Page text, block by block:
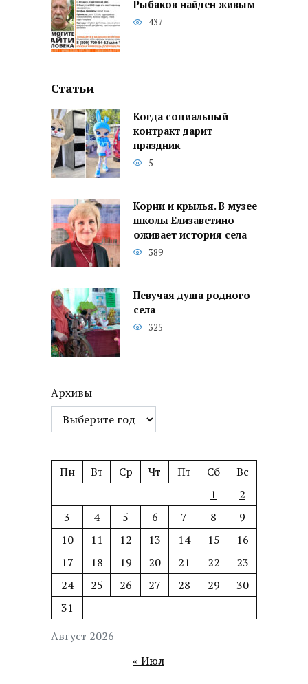
Рыбаков найден живым
437
Статьи
Когда социальный
контракт дарит
праздник
5
Корни и крылья. В музее
школы Елизаветино
оживает история села
389
Певучая душа родного
села
325
Архивы
Август 2026
Пн Вт Ср Чт Пт Сб
Вс
1
2
3
4 5 6 7 8
9
10
11 12 13 14 15
16
17
18 19 20 21 22
23
24
25 26 27 28 29
30
31
« Июл